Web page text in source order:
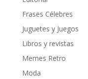
Frases Célebres
Juguetes y Juegos
Libros y revistas
Memes Retro
Moda